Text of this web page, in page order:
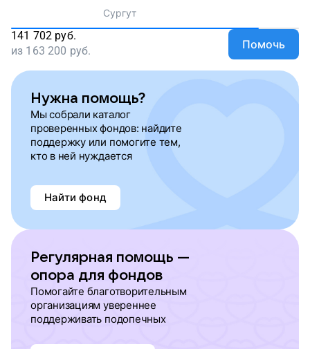
Сургут
141 702 руб.
из 163 200 руб. Помочь
Нужна помощь?
Мы собрали каталог
проверенных фондов: найдите
поддержку или помогите тем,
кто в ней нуждается
Найти фонд
Регулярная помощь —
опора для фондов
Помогайте благотворительным
организациям увереннее
поддерживать подопечных